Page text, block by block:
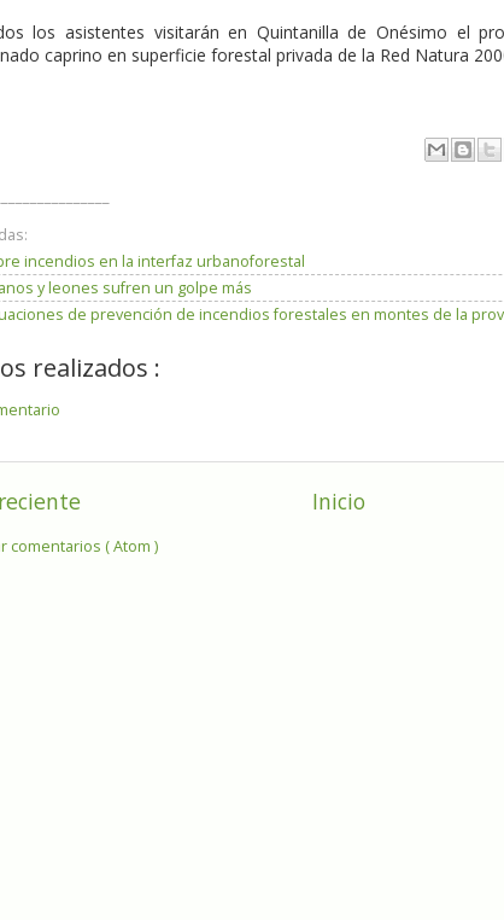
los asistentes visitarán en Quintanilla de Onésimo el
caprino en superficie forestal privada de la Red Natura
incendios en la interfaz urbanoforestal
y leones sufren un golpe más
de prevención de incendios forestales en montes de la
realizados :
Inicio
comentarios ( Atom )